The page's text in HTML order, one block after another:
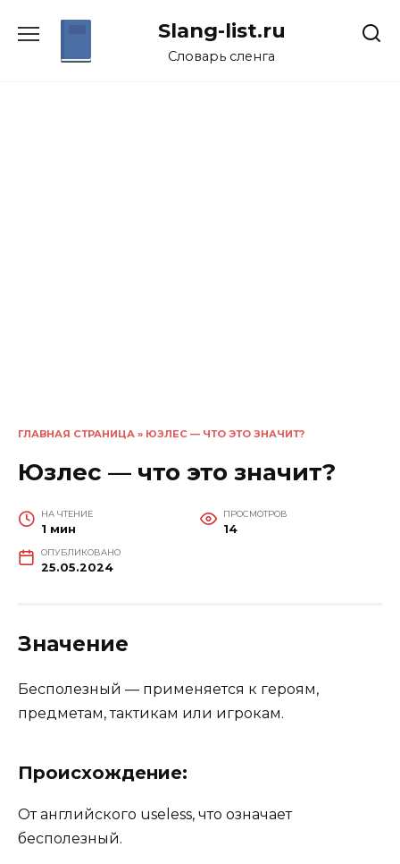
Slang-list.ru
Словарь сленга
ГЛАВНАЯ СТРАНИЦА » ЮЗЛЕС — ЧТО ЭТО ЗНАЧИТ?
Юзлес — что это значит?
НА ЧТЕНИЕ
1 мин
ПРОСМОТРОВ
14
ОПУБЛИКОВАНО
25.05.2024
Значение
Бесполезный — применяется к героям,
предметам, тактикам или игрокам.
Происхождение:
От английского useless, что означает
бесполезный.